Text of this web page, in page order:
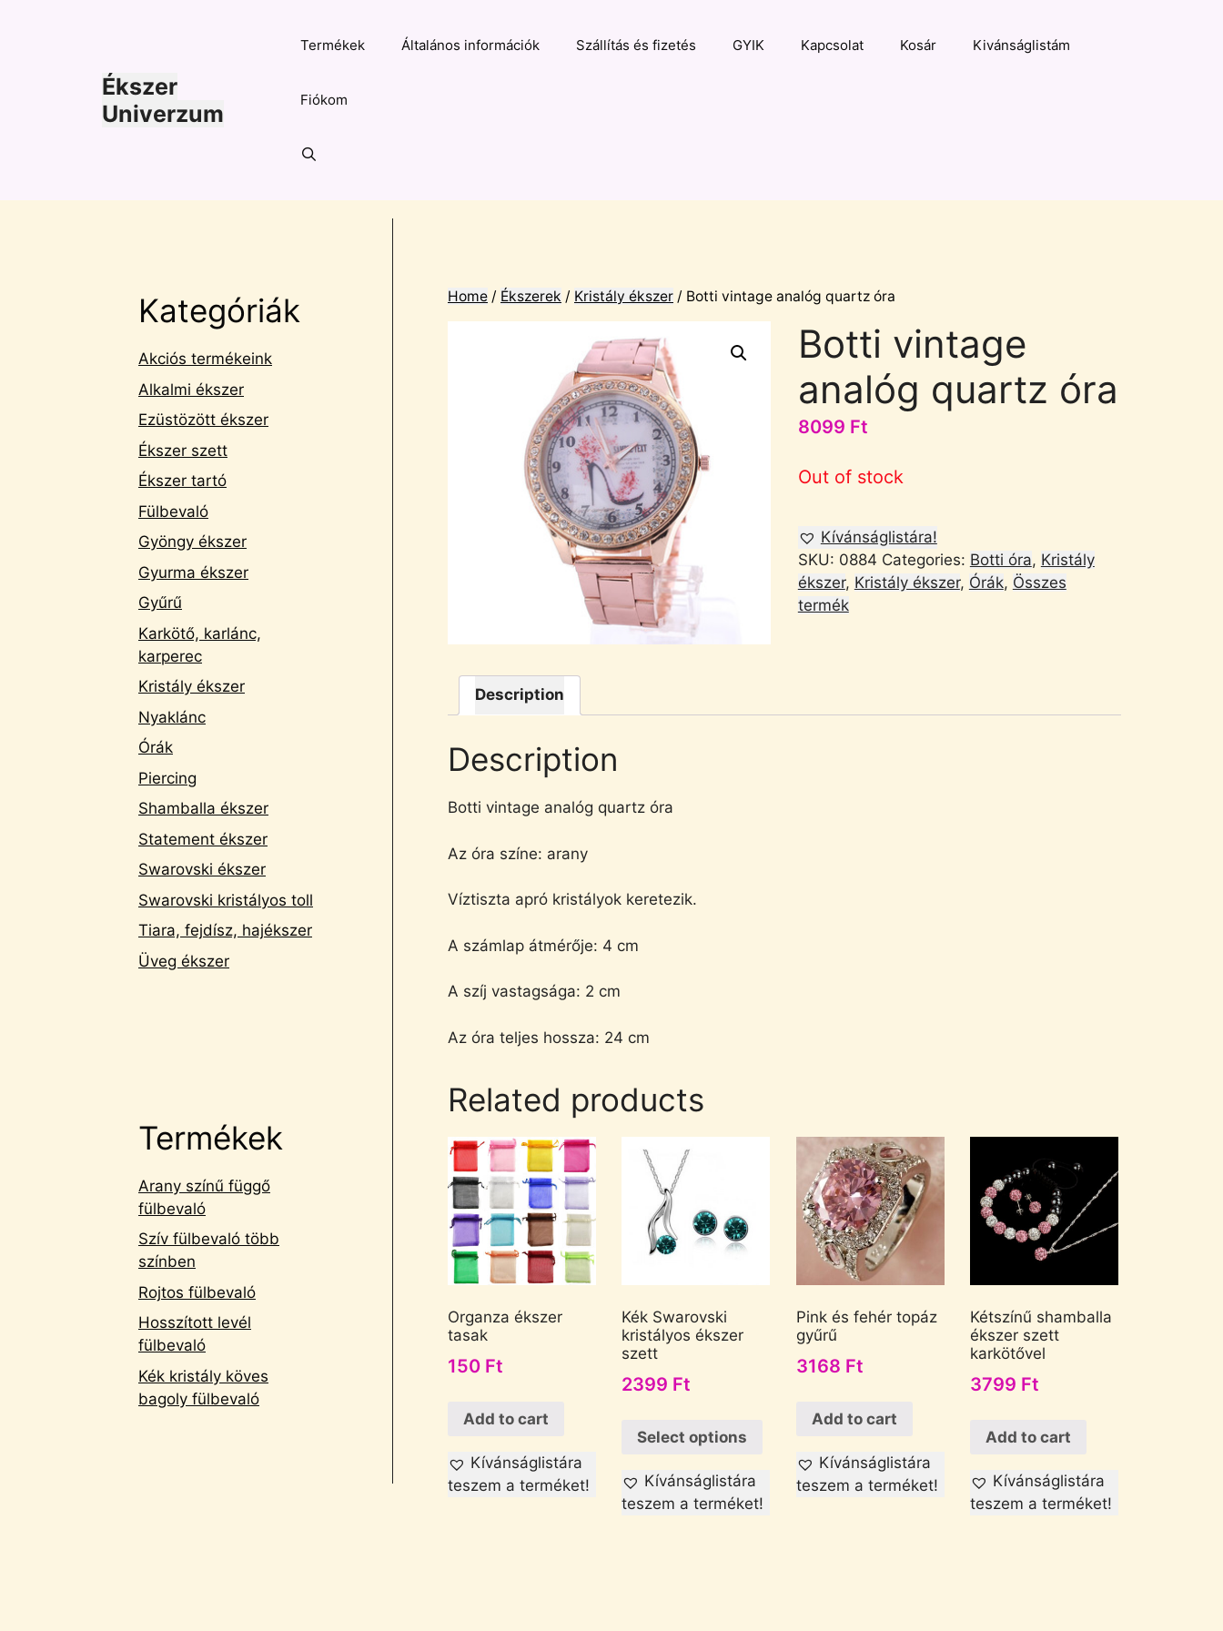
Ékszer
Univerzum
Termékek Általános információk Szállítás és fizetés GYIK Kapcsolat Kosár Kivánságlistám
Fiókom
Home / Ékszerek / Kristály ékszer / Botti vintage analóg quartz óra
Botti vintage
analóg quartz óra
8099 Ft
Out of stock
Kívánságlistára!
SKU: 0884 Categories: Botti óra, Kristály
ékszer, Kristály ékszer, Órák, Összes
termék
Description
Description
Botti vintage analóg quartz óra
Az óra színe: arany
Víztiszta apró kristályok keretezik.
A számlap átmérője: 4 cm
A szíj vastagsága: 2 cm
Az óra teljes hossza: 24 cm
Related products
Organza ékszer
tasak
150 Ft
Add to cart
Kívánságlistára
teszem a terméket!
Kék Swarovski
kristályos ékszer
szett
2399 Ft
Select options
Kívánságlistára
teszem a terméket!
Pink és fehér topáz
gyűrű
3168 Ft
Add to cart
Kívánságlistára
teszem a terméket!
Kétszínű shamballa
ékszer szett
karkötővel
3799 Ft
Add to cart
Kívánságlistára
teszem a terméket!
Kategóriák
Akciós termékeink
Alkalmi ékszer
Ezüstözött ékszer
Ékszer szett
Ékszer tartó
Fülbevaló
Gyöngy ékszer
Gyurma ékszer
Gyűrű
Karkötő, karlánc,
karperec
Kristály ékszer
Nyaklánc
Órák
Piercing
Shamballa ékszer
Statement ékszer
Swarovski ékszer
Swarovski kristályos toll
Tiara, fejdísz, hajékszer
Üveg ékszer
Termékek
Arany színű függő
fülbevaló
Szív fülbevaló több
színben
Rojtos fülbevaló
Hosszított levél
fülbevaló
Kék kristály köves
bagoly fülbevaló